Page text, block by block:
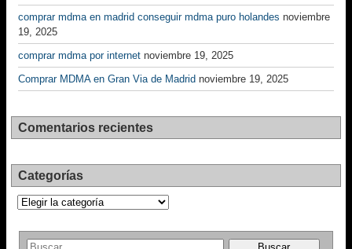
comprar mdma en madrid conseguir mdma puro holandes noviembre
19, 2025
comprar mdma por internet noviembre 19, 2025
Comprar MDMA en Gran Via de Madrid noviembre 19, 2025
Comentarios recientes
Categorías
Categorías